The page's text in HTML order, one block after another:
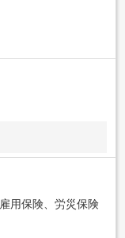
用保険、労災保険